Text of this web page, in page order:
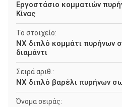
Εργοστάσιο κομματιών
Κίνας
Το στοιχείο:
NX διπλό κομμάτι πυρήνων
διαμάντι
Σειρά αριθ.:
NX διπλό βαρέλι πυρήνων
Όνομα σειράς: